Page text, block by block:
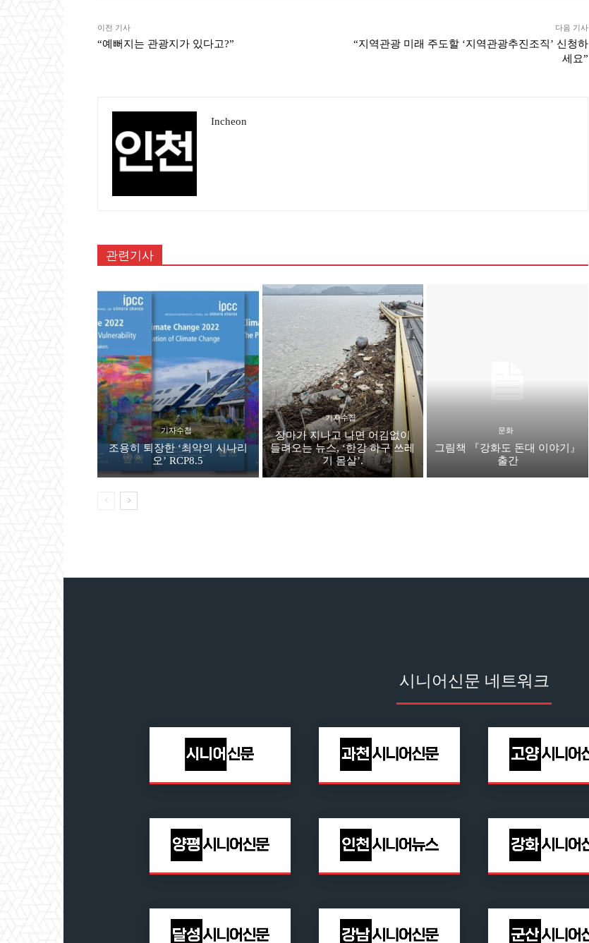
이전 기사
“예뻐지는 관광지가 있다고?”
다음 기사
“지역관광 미래 주도할 ‘지역관광추진조직’ 신청하
세요”
Incheon
관련기사
기자수첩
조용히 퇴장한 ‘최악의 시나리
오’ RCP8.5
기자수첩
장마가 지나고 나면 어김없이
들려오는 뉴스, ‘한강 하구 쓰레
기 몸살’.
문화
그림책 『강화도 돈대 이야기』
출간
시니어신문 네트워크